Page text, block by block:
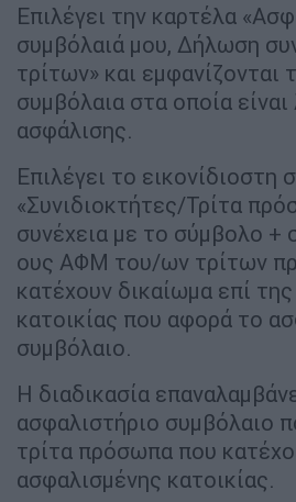
Επιλέγει την καρτέλα
συμβόλαιά μου, Δήλωση
τρίτων» και εμφανίζονται
συμβόλαια στα οποία
ασφάλισης.
Επιλέγει το εικονίδιοστη
«Συνιδιοκτήτες/Τρίτα
συνέχεια με το σύμβολο +
ους ΑΦΜ του/ων τρίτων
κατέχουν δικαίωμα επί
κατοικίας που αφορά το
συμβόλαιο.
Η διαδικασία
ασφαλιστήριο συμβόλαιο
τρίτα πρόσωπα που
ασφαλισμένης κατοικίας.